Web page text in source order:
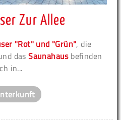
Zur Allee
"Rot" und "Grün", die
dasSaunahausbefinden
in...